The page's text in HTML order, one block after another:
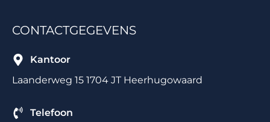
CONTACTGEGEVENS
Kantoor
Laanderweg 15 1704 JT Heerhugowaard
Telefoon